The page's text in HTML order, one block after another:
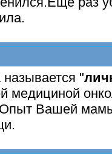
"
медициной
Oпыт Вашей